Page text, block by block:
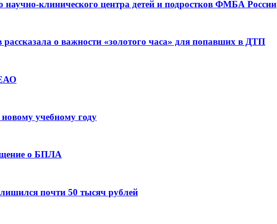
клинического центра детей и подростков ФМБА России
о важности «золотого часа» для попавших в ДТП
учебному году
о БПЛА
почти 50 тысяч рублей